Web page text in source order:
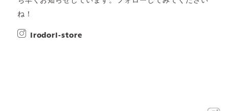
ね！
irodori-store